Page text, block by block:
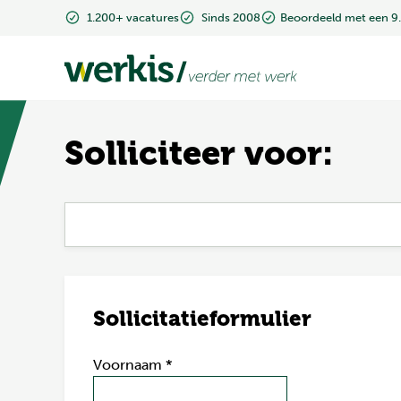
1.200+ vacatures Sinds 2008 Beoordeeld met een
1.200+ vacatures Sinds 2008 Beoordeeld met een
Solliciteer voor:
Sollicitatieformulier
Voornaam *